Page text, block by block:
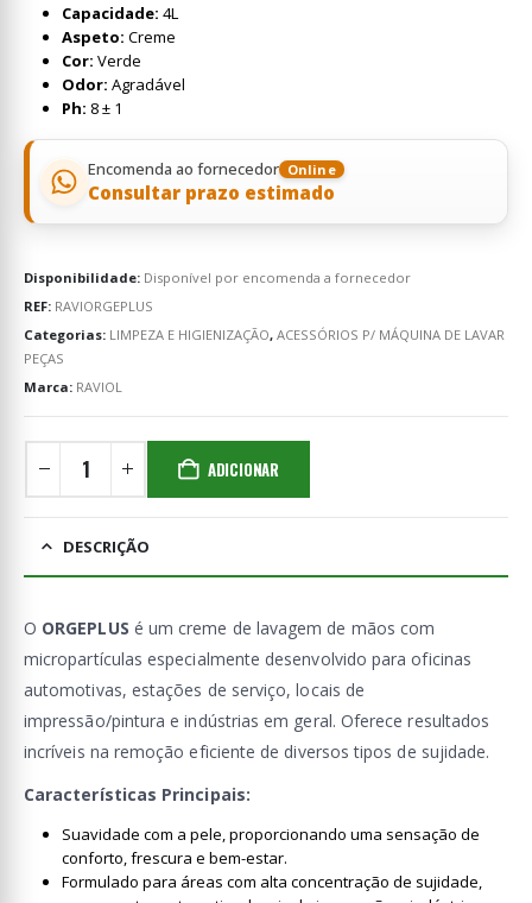
Capacidade: 4L
Aspeto: Creme
Cor: Verde
Odor: Agradável
Ph: 8 ± 1
Encomenda ao fornecedor Online
Consultar prazo estimado
Disponibilidade: Disponível por encomenda a fornecedor
REF: RAVIORGEPLUS
Categorias: LIMPEZA E HIGIENIZAÇÃO, ACESSÓRIOS P/ MÁQUINA DE LAVAR
PEÇAS
Marca: RAVIOL
ADICIONAR
DESCRIÇÃO
O ORGEPLUS é um creme de lavagem de mãos com
micropartículas especialmente desenvolvido para oficinas
automotivas, estações de serviço, locais de
impressão/pintura e indústrias em geral. Oferece resultados
incríveis na remoção eficiente de diversos tipos de sujidade.
Características Principais:
Suavidade com a pele, proporcionando uma sensação de
conforto, frescura e bem-estar.
Formulado para áreas com alta concentração de sujidade,